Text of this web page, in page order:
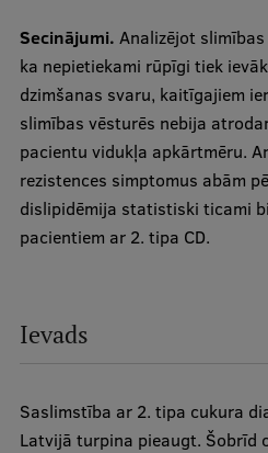
Lifelong Learning
Ethics and Equity Training
Open University
Latvian Language Courses
Professional Development
Qualification
Secinājumi. Analizējot
ka nepietiekami rūpīgi tiek
dzimšanas svaru, kaitīgajiem
slimības vēsturēs nebija
pacientu vidukļa apkārtmēru.
rezistences simptomus abām
dislipidēmija statistiski ticami
pacientiem ar 2. tipa CD.
Ievads
Saslimstība ar 2. tipa cukura
Latvijā turpina pieaugt. Šobrīd